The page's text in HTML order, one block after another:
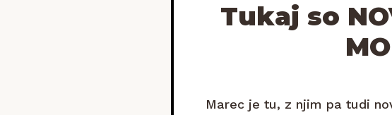
Tukaj so
Marec je tu, z njim pa tudi